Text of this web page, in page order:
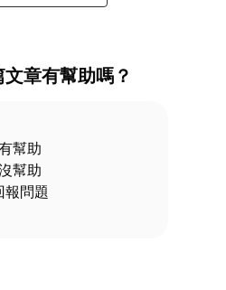
章有幫助嗎？
幫助
幫助
報問題